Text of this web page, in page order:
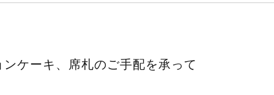
ケーキ、席札のご手配を承って